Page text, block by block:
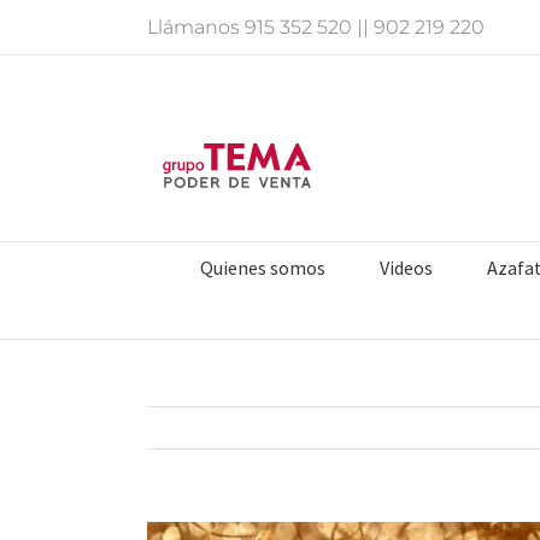
Llámanos 915 352 520 || 902 219 220
Quienes somos Videos
Ver